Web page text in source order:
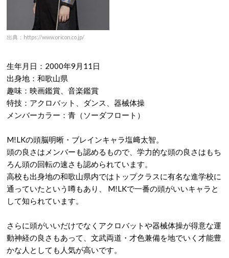
出典：https://www.oricon.co.jp/
生年月日：2000年9月11日
出身地：和歌山県
趣味：映画鑑賞、音楽鑑賞
特技：アクロバット、ダンス、器械体操
メンバーカラー：青（ソーダフロート）
M!LKの頭脳明晰・ブレインキャラ塩﨑太智。
頭の良さはメンバーも認めるもので、学力的な頭の良さはもち
ろん頭の回転の速さも認められています。
高校も出身地の和歌山県内ではトップクラスに有名な進学校に
通っていたという噂もあり、 M!LKで一番の頭がいいキャラと
して知られています。
さらに頭がいいだけでなくアクロバットや器械体操が得意な運
動神経の良さもあって、文武両道・才色兼備を地でいく才能豊
かな人としても人気が高いです。